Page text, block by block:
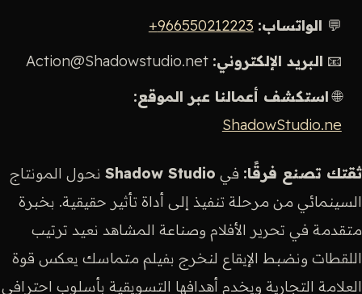
💬 الواتساب: 966550212223+
📧 البريد الإلكتروني: Action@Shadowstudio.net
🌐استكشف أعمالنا عبر الموقع:
ShadowStudio.ne
ثقتك تصنع فرقًا: في Shadow Studio نحول المونتاج
السينمائي من مرحلة تنفيذ إلى أداة تأثير حقيقية. بخبرة
متقدمة في تحرير الأفلام وصناعة المشاهد نعيد ترتيب
اللقطات ونضبط الإيقاع لنخرج بفيلم متماسك يعكس قوة
العلامة التجارية ويخدم أهدافها التسويقية بأسلوب احترافي